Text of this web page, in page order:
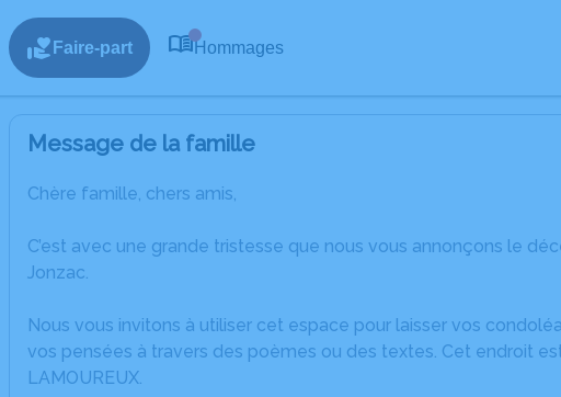
Faire-part Hommages
Message de la famille
Chère famille, chers amis,
C’est avec une grande tristesse que nous vous annonçons le
Jonzac.
Nous vous invitons à utiliser cet espace pour laisser vos
vos pensées à travers des poèmes ou des textes. Cet endroit
LAMOUREUX.